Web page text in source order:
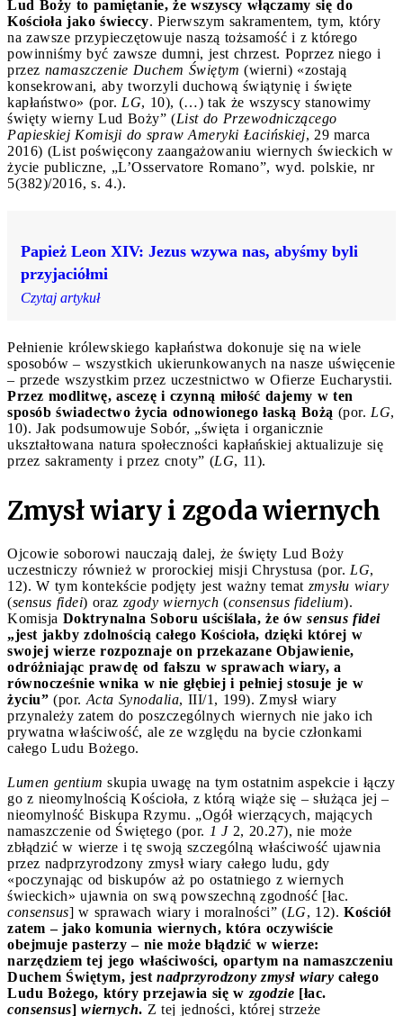
Lud Boży to pamiętanie, że wszyscy włączamy się do
Kościoła jako świeccy. Pierwszym sakramentem, tym, który
na zawsze przypieczętowuje naszą tożsamość i z którego
powinniśmy być zawsze dumni, jest chrzest. Poprzez niego i
przez namaszczenie Duchem Świętym (wierni) «zostają
konsekrowani, aby tworzyli duchową świątynię i święte
kapłaństwo» (por. LG, 10), (…) tak że wszyscy stanowimy
święty wierny Lud Boży” (List do Przewodniczącego
Papieskiej Komisji do spraw Ameryki Łacińskiej, 29 marca
2016) (List poświęcony zaangażowaniu wiernych świeckich w
życie publiczne, „L’Osservatore Romano”, wyd. polskie, nr
5(382)/2016, s. 4.).
Papież Leon XIV: Jezus wzywa nas, abyśmy byli
przyjaciółmi
Czytaj artykuł
Pełnienie królewskiego kapłaństwa dokonuje się na wiele
sposobów – wszystkich ukierunkowanych na nasze uświęcenie
– przede wszystkim przez uczestnictwo w Ofierze Eucharystii.
Przez modlitwę, ascezę i czynną miłość dajemy w ten
sposób świadectwo życia odnowionego łaską Bożą (por. LG,
10). Jak podsumowuje Sobór, „święta i organicznie
ukształtowana natura społeczności kapłańskiej aktualizuje się
przez sakramenty i przez cnoty” (LG, 11).
Zmysł wiary i zgoda wiernych
Ojcowie soborowi nauczają dalej, że święty Lud Boży
uczestniczy również w prorockiej misji Chrystusa (por. LG,
12). W tym kontekście podjęty jest ważny temat zmysłu wiary
(sensus fidei) oraz zgody wiernych (consensus fidelium).
Komisja Doktrynalna Soboru uściślała, że ów sensus fidei
„jest jakby zdolnością całego Kościoła, dzięki której w
swojej wierze rozpoznaje on przekazane Objawienie,
odróżniając prawdę od fałszu w sprawach wiary, a
równocześnie wnika w nie głębiej i pełniej stosuje je w
życiu” (por. Acta Synodalia, III/1, 199). Zmysł wiary
przynależy zatem do poszczególnych wiernych nie jako ich
prywatna właściwość, ale ze względu na bycie członkami
całego Ludu Bożego.
Lumen gentium skupia uwagę na tym ostatnim aspekcie i łączy
go z nieomylnością Kościoła, z którą wiąże się – służąca jej –
nieomylność Biskupa Rzymu. „Ogół wierzących, mających
namaszczenie od Świętego (por. 1 J2, 20.27), nie może
zbłądzić w wierze i tę swoją szczególną właściwość ujawnia
przez nadprzyrodzony zmysł wiary całego ludu, gdy
«poczynając od biskupów aż po ostatniego z wiernych
świeckich» ujawnia on swą powszechną zgodność [łac.
consensus] w sprawach wiary i moralności” (LG, 12). Kościół
zatem – jako komunia wiernych, która oczywiście
obejmuje pasterzy – nie może błądzić w wierze:
narzędziem tej jego właściwości, opartym na namaszczeniu
Duchem Świętym, jest nadprzyrodzony zmysł wiary całego
Ludu Bożego, który przejawia się w zgodzie [łac.
consensus] wiernych. Z tej jedności, której strzeże